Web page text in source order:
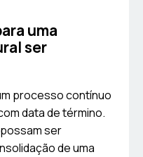
uma
ser
processo contínuo
data de término.
ser
de uma